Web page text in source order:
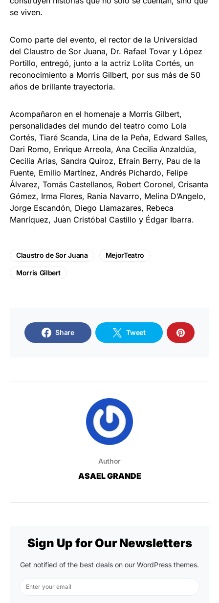
se viven.
Como parte del evento, el rector de la Universidad
del Claustro de Sor Juana, Dr. Rafael Tovar y López
Portillo, entregó, junto a la actriz Lolita Cortés, un
reconocimiento a Morris Gilbert, por sus más de 50
años de brillante trayectoria.
Acompañaron en el homenaje a Morris Gilbert,
personalidades del mundo del teatro como Lola
Cortés, Tiaré Scanda, Lina de la Peña, Edward Salles,
Dari Romo, ⁠Enrique Arreola, Ana Cecilia Anzaldúa,
Cecilia Arias, Sandra Quiroz, ⁠Efraín Berry, Pau de la
Fuente, Emilio Martínez, Andrés Pichardo, Felipe
Álvarez, Tomás Castellanos, Robert Coronel, Crisanta
Gómez, Irma Flores, Rania Navarro, Melina D’Angelo,
Jorge Escandón, ⁠Diego Llamazares, ⁠Rebeca
Manríquez, ⁠Juan Cristóbal Castillo y Édgar Ibarra.
Claustro de Sor Juana MejorTeatro
Morris Gilbert
Share Tweet
Author
ASAEL GRANDE
Sign Up for Our Newsletters
Get notified of the best deals on our WordPress themes.